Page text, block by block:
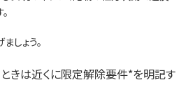
しょう。
きは近くに限定解除要件*を明記す